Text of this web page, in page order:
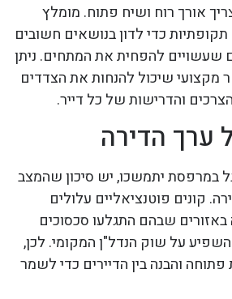
אורך רוח ושיח פתוח. מומלץ
כדי לדון בנושאים חשובים
שעשויים להפחית את המתחים. ניתן
שיכול להנחות את הצדדים
והדרישות של כל דייר.
הדירה
במרפסת יתמשכו, יש סיכון שהמצב
קונים פוטנציאליים עלולים
שבהם התגלעו סכסוכים
על שוק הנדל"ן המקומי. לכן,
והבנה בין הדיירים כדי לשמר